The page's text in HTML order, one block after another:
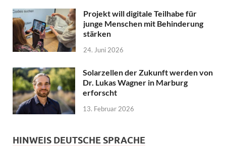
Projekt will digitale Teilhabe für
junge Menschen mit Behinderung
stärken
24. Juni 2026
Solarzellen der Zukunft werden von
Dr. Lukas Wagner in Marburg
erforscht
13. Februar 2026
HINWEIS DEUTSCHE SPRACHE